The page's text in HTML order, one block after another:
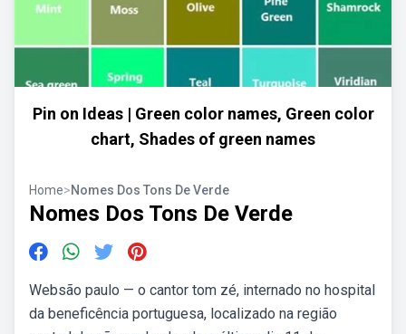
Pin on Ideas | Green color names, Green color
chart, Shades of green names
Home>Nomes Dos Tons De Verde
Nomes Dos Tons De Verde
Websão paulo — o cantor tom zé, internado no hospital
da beneficência portuguesa, localizado na região